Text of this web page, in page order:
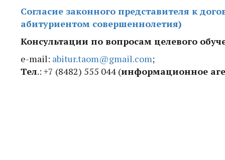
Согласие законного представителя к
абитуриентом совершеннолетия)
Консультации по вопросам целевого
e-mail: abitur.taom@gmail.com;
Тел.: +7 (8482) 555 044 (информационное